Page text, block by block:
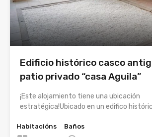
Edificio histórico casco
patio privado “casa Aguila”
¡Este alojamiento tiene una ubicación
estratégica!Ubicado en un edifico
Habitacións
Baños